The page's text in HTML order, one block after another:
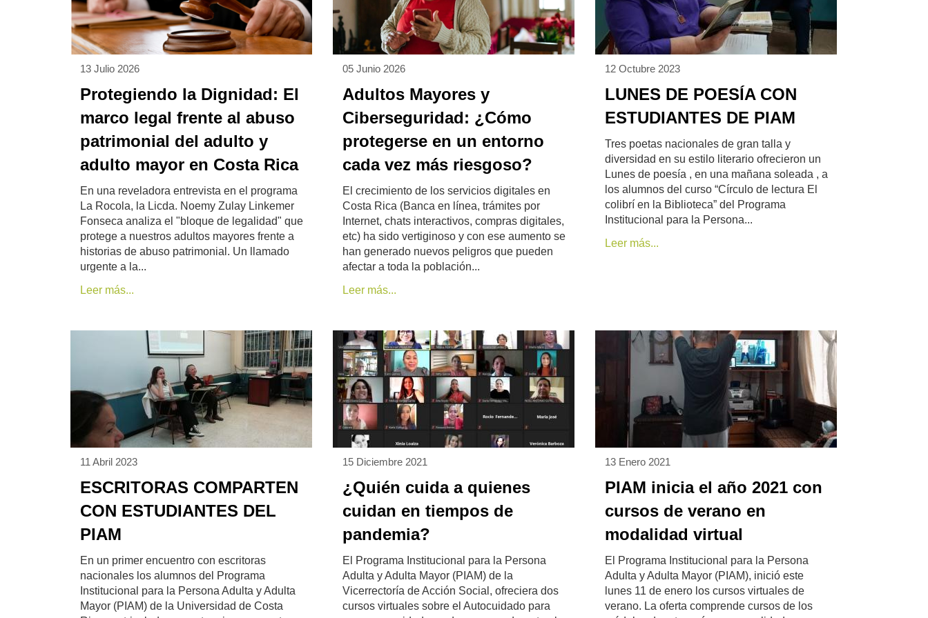
13 Julio 2026
Protegiendo la Dignidad: El
marco legal frente al abuso
patrimonial del adulto y
adulto mayor en Costa Rica
En una reveladora entrevista en el programa
La Rocola, la Licda. Noemy Zulay Linkemer
Fonseca analiza el "bloque de legalidad" que
protege a nuestros adultos mayores frente a
historias de abuso patrimonial. Un llamado
urgente a la...
Leer más...
05 Junio 2026
Adultos Mayores y
Ciberseguridad: ¿Cómo
protegerse en un entorno
cada vez más riesgoso?
El crecimiento de los servicios digitales en
Costa Rica (Banca en línea, trámites por
Internet, chats interactivos, compras digitales,
etc) ha sido vertiginoso y con ese aumento se
han generado nuevos peligros que pueden
afectar a toda la población...
Leer más...
12 Octubre 2023
LUNES DE POESÍA CON
ESTUDIANTES DE PIAM
Tres poetas nacionales de gran talla y
diversidad en su estilo literario ofrecieron un
Lunes de poesía , en una mañana soleada , a
los alumnos del curso “Círculo de lectura El
colibrí en la Biblioteca” del Programa
Institucional para la Persona...
Leer más...
11 Abril 2023
ESCRITORAS COMPARTEN
CON ESTUDIANTES DEL
PIAM
En un primer encuentro con escritoras
nacionales los alumnos del Programa
Institucional para la Persona Adulta y Adulta
Mayor (PIAM) de la Universidad de Costa
15 Diciembre 2021
¿Quién cuida a quienes
cuidan en tiempos de
pandemia?
El Programa Institucional para la Persona
Adulta y Adulta Mayor (PIAM) de la
Vicerrectoría de Acción Social, ofreciera dos
cursos virtuales sobre el Autocuidado para
13 Enero 2021
PIAM inicia el año 2021 con
cursos de verano en
modalidad virtual
El Programa Institucional para la Persona
Adulta y Adulta Mayor (PIAM), inició este
lunes 11 de enero los cursos virtuales de
verano. La oferta comprende cursos de los